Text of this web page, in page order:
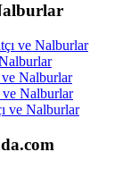
ve Nalburlar
ve Nalburlar
ve Nalburlar
ve Nalburlar